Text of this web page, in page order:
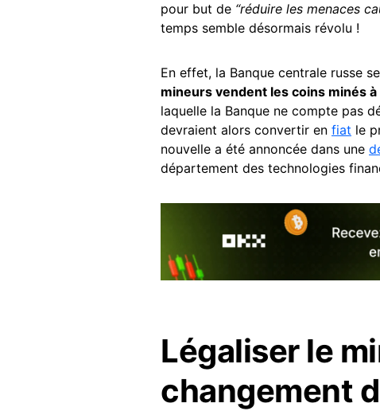
pour but de “réduire les menaces
temps semble désormais révolu !
En effet, la Banque centrale russe
mineurs vendent les coins minés à
laquelle la Banque ne compte pas
devraient alors convertir en fiat le
nouvelle a été annoncée dans une
département des technologies
Légaliser le
changement